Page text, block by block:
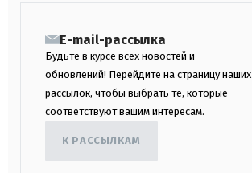
E-mail-рассылка
Будьте в курсе всех новостей и
обновлений! Перейдите на страницу наших
рассылок, чтобы выбрать те, которые
соответствуют вашим интересам.
К РАССЫЛКАМ